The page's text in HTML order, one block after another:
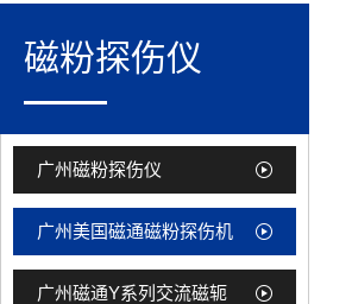
磁粉探伤仪
广州磁粉探伤仪
广州美国磁通磁粉探伤机
广州磁通Y系列交流磁轭